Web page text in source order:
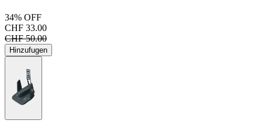
34% OFF
CHF 33.00
CHF 50.00
Hinzufugen